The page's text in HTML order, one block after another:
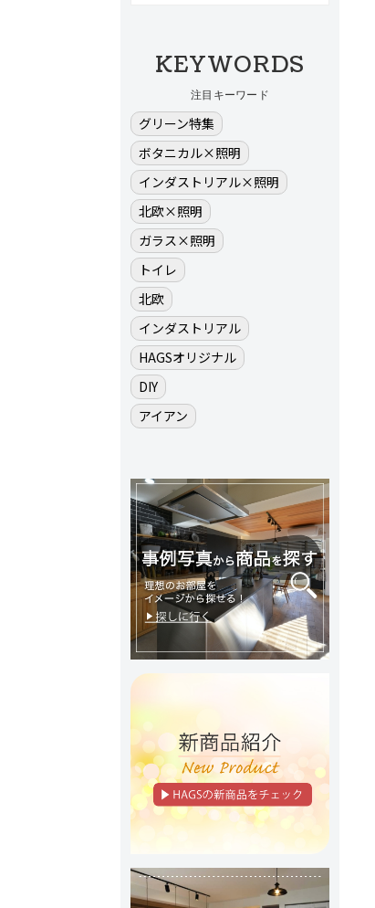
KEYWORDS
注目キーワード
グリーン特集
ボタニカル×照明
インダストリアル×照明
北欧×照明
ガラス×照明
トイレ
北欧
インダストリアル
HAGSオリジナル
DIY
アイアン